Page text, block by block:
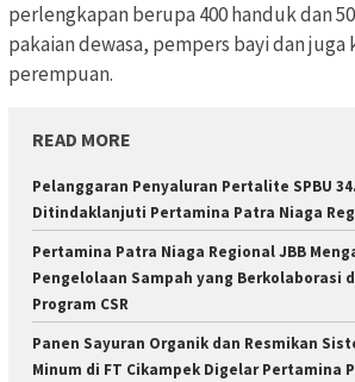
perlengkapan berupa 400 handuk dan
pakaian dewasa, pempers bayi dan
perempuan.
READ MORE
Pelanggaran Penyaluran Pertalite SPBU
Ditindaklanjuti Pertamina Patra Niaga
Pertamina Patra Niaga Regional JBB
Pengelolaan Sampah yang Berkolaborasi
Program CSR
Panen Sayuran Organik dan Resmikan
Minum di FT Cikampek Digelar Pertamina